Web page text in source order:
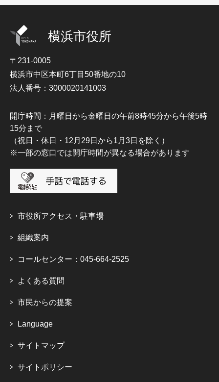
横浜市役所
〒231-0005
横浜市中区本町6丁目50番地の10
法人番号：3000020141003
開庁時間：月曜日から金曜日の午前8時45分から午後5時
15分まで
（祝日・休日・12月29日から1月3日を除く）
※一部の窓口では開庁時間が異なる場合があります
市役所アクセス・駐車場
組織案内
コールセンター：045-664-2525
よくある質問
市民からの提案
Language
サイトマップ
サイトポリシー